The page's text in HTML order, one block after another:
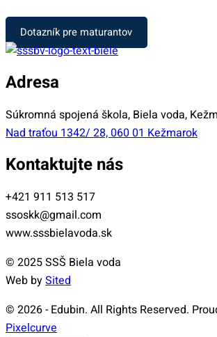
Dotazník pre maturantov
Adresa
Súkromná spojená škola, Biela voda,
Nad traťou 1342/ 28, 060 01 Kežmarok
Kontaktujte nás
+421 911 513 517
ssoskk@gmail.com
www.sssbielavoda.sk
© 2025 SSŠ Biela voda
Web bySited
© 2026 - Edubin. All Rights Reserved.
Pixelcurve